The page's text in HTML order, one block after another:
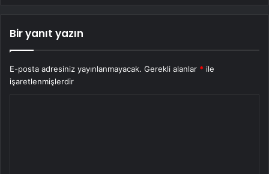
Bir yanıt yazın
E-posta adresiniz yayınlanmayacak. Gerekli alanlar * ile
işaretlenmişlerdir